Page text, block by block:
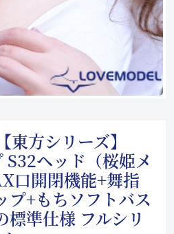
方シリーズ】
ヘッド（桜姫メ
口開閉機能+舞指
プ+もちソフトバス
標準仕様 フルシリ